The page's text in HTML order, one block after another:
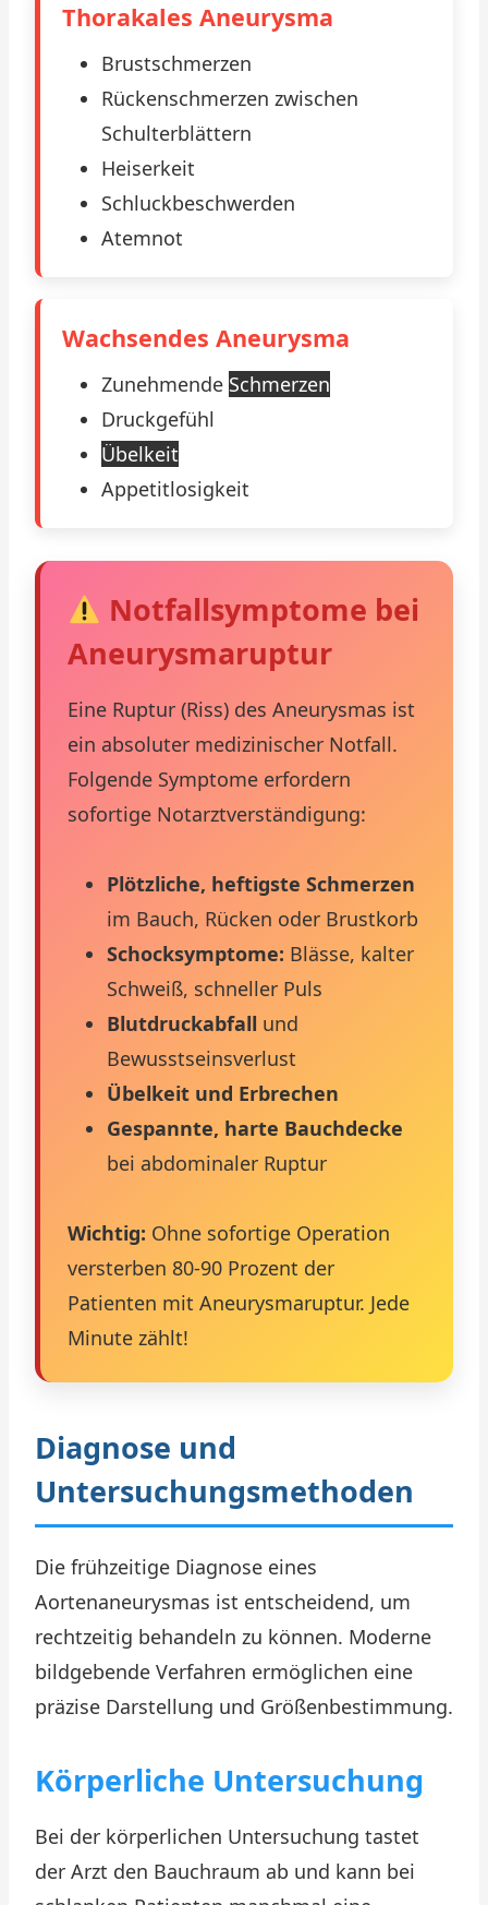
Thorakales Aneurysma
Brustschmerzen
Rückenschmerzen zwischen
Schulterblättern
Heiserkeit
Schluckbeschwerden
Atemnot
Wachsendes Aneurysma
Zunehmende Schmerzen
Druckgefühl
Übelkeit
Appetitlosigkeit
Notfallsymptome bei
Aneurysmaruptur
Eine Ruptur (Riss) des Aneurysmas ist
ein absoluter medizinischer Notfall.
Folgende Symptome erfordern
sofortige Notarztverständigung:
Plötzliche, heftigste Schmerzen
im Bauch, Rücken oder Brustkorb
Schocksymptome: Blässe, kalter
Schweiß, schneller Puls
Blutdruckabfall und
Bewusstseinsverlust
Übelkeit und Erbrechen
Gespannte, harte Bauchdecke
bei abdominaler Ruptur
Wichtig: Ohne sofortige Operation
versterben 80-90 Prozent der
Patienten mit Aneurysmaruptur. Jede
Minute zählt!
Diagnose und
Untersuchungsmethoden
Die frühzeitige Diagnose eines
Aortenaneurysmas ist entscheidend, um
rechtzeitig behandeln zu können. Moderne
bildgebende Verfahren ermöglichen eine
präzise Darstellung und Größenbestimmung.
Körperliche Untersuchung
Bei der körperlichen Untersuchung tastet
der Arzt den Bauchraum ab und kann bei